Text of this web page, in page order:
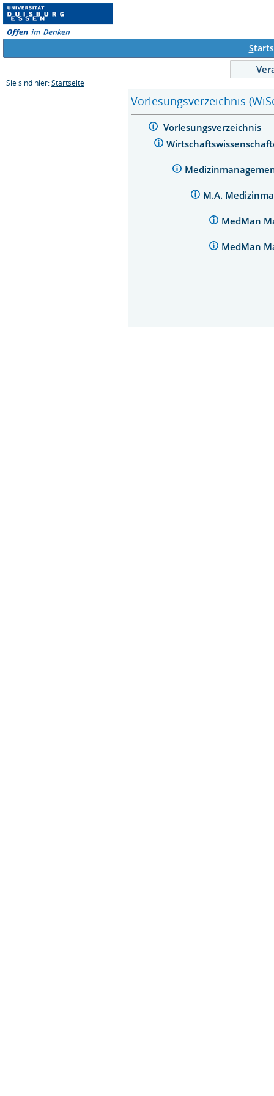
S
Sie sind hier: Startseite
Vorlesungsverzeichnis
Vorlesungsverzeichnis
M.A.
MedMan
MedMan